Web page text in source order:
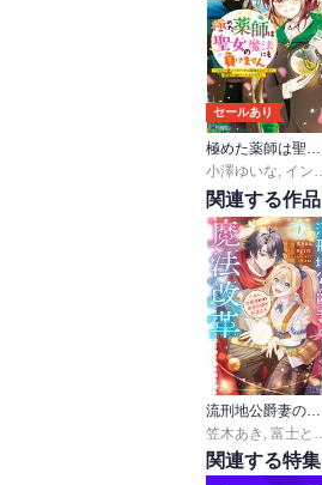
セールあり
極めた薬師は聖女の魔法にも負けません～コスパ悪いとパーティ追放されたけど、事実は逆だったようです～(コミック)
小澤ゆいな, インバーターエアコン
関連する作品
流刑地公爵妻の魔法改革 ハズレ光属性だけど前世知識でお役立ち（コミック）
笠木あき , 富士とまと
関連する特集